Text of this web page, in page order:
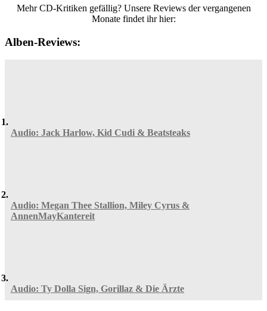
Mehr CD-Kritiken gefällig? Unsere Reviews der vergangenen
Monate findet ihr hier:
Alben-Reviews:
Audio: Jack Harlow, Kid Cudi & Beatsteaks
Audio: Megan Thee Stallion, Miley Cyrus &
AnnenMayKantereit
Audio: Ty Dolla Sign, Gorillaz & Die Ärzte